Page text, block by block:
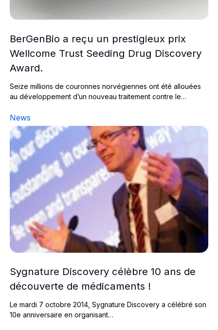
BerGenBio a reçu un prestigieux prix
Wellcome Trust Seeding Drug Discovery
Award.
Seize millions de couronnes norvégiennes ont été allouées
au développement d’un nouveau traitement contre le…
News
Sygnature Discovery célèbre 10 ans de découverte de
Sygnature Discovery célèbre 10 ans de
découverte de médicaments !
Le mardi 7 octobre 2014, Sygnature Discovery a célébré son
10e anniversaire en organisant…